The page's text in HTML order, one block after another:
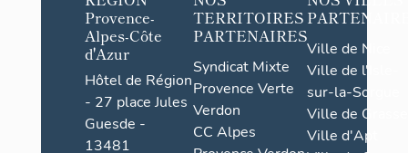
Provence-
Alpes-Côte
d'Azur
Hôtel de Région
- 27 place Jules
Guesde -
13481
TERRITOIRES
PARTENAIRES
Syndicat Mixte
Provence Verte
Verdon
CC Alpes
Ville de Nice
Ville de l'Isle-
sur-la-Sorgue
Ville de Grasse
Ville d'Apt